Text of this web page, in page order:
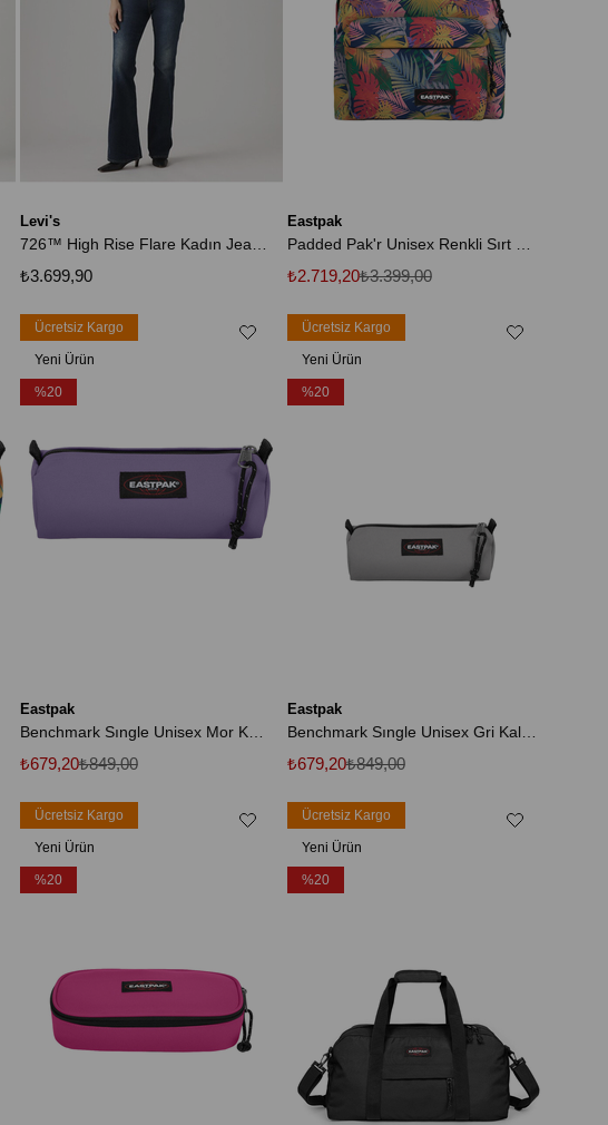
Levi's
₺3.699,90
Eastpak
₺2.719,20₺3.399,00
Eastpak
Benchmark Sıngle Unisex Mor Kalemlik
₺679,20₺849,00
Ücretsiz Kargo
Yeni Ürün
%20
Eastpak
Benchmark Sıngle Unisex Gri Kalemlik
₺679,20₺849,00
Ücretsiz Kargo
Yeni Ürün
%20
Ücretsiz Kargo
Yeni Ürün
%20
Ücretsiz Kargo
Yeni Ürün
%20